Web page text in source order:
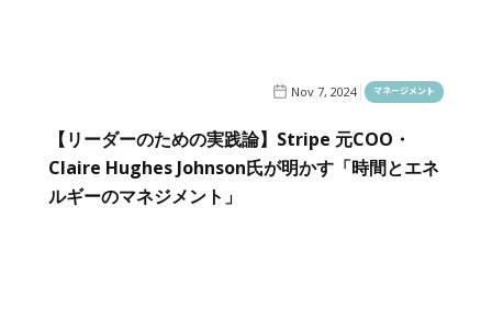
Nov 7, 2024 マネージメント
【リーダーのための実践論】Stripe 元COO・
Claire Hughes Johnson氏が明かす「時間とエネ
ルギーのマネジメント」